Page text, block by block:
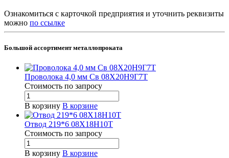
Ознакомиться с карточкой предприятия и уточнить реквизиты
можно по ссылке
Большой ассортимент металлопроката
Проволока 4,0 мм Св 08Х20Н9Г7Т
Стоимость по запросу
В корзину В корзине
Отвод 219*6 08Х18Н10Т
Стоимость по запросу
В корзину В корзине